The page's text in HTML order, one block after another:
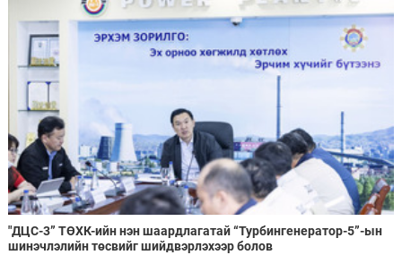
"ДЦС-3” ТӨХК-ийн нэн шаардлагатай “Турбингенератор-5”-ын
шинэчлэлийн төсвийг шийдвэрлэхээр болов